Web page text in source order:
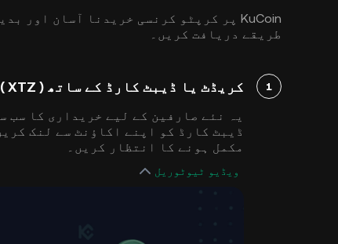
طریقے دریافت کریں۔
1 کریڈٹ یا ڈیبٹ کارڈ کے ساتھ Tezos ( XTZ ) خریدیں
ڈیبٹ کارڈ کو اپنے اکاؤنٹ سے لنک
مکمل ہونے کا انتظار کریں۔
ویڈیو ٹیوٹوریل